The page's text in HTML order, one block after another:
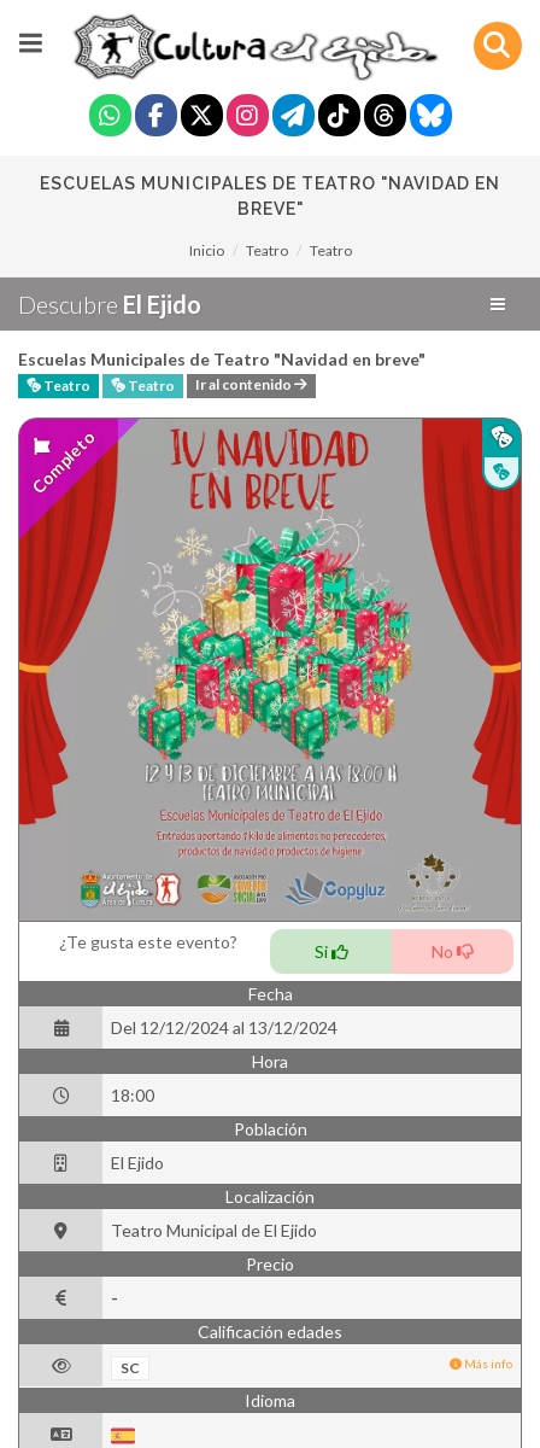
ESCUELAS MUNICIPALES DE TEATRO "NAVIDAD EN
BREVE"
Inicio Teatro Teatro
Descubre El Ejido
Escuelas Municipales de Teatro "Navidad en breve"
Teatro Teatro Ir al contenido
Completo
¿Te gusta este evento? Si No
Fecha
Del 12/12/2024 al 13/12/2024
Hora
18:00
Población
El Ejido
Localización
Teatro Municipal de El Ejido
Precio
-
Calificación edades
SC Más info
Idioma